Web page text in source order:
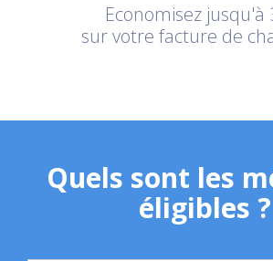
Economisez jusqu'à
sur votre facture de
Quels sont les
éligibles ?